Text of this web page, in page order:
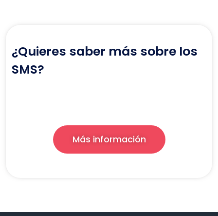
¿Quieres saber más sobre los
SMS?
Más información